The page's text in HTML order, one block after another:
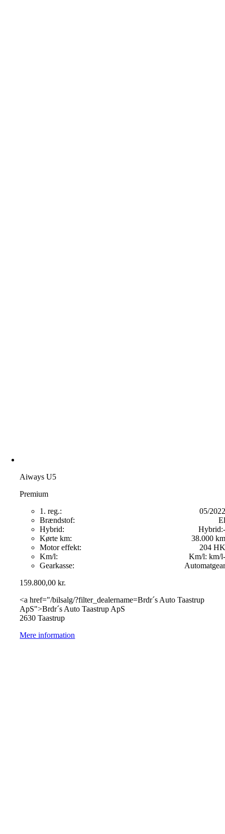
Aiways U5
Premium
1. reg.:
05/2022
Brændstof:
El
Hybrid:
Hybrid:-
Kørte km:
38.000 km
Motor effekt:
204 HK
Km/l:
Km/l: -
km/l
Gearkasse:
Automatgear
159.800,00kr.
<a href="/bilsalg/?filter_dealername=Brdr´s Auto Taastrup
ApS">Brdr´s Auto Taastrup ApS
2630 Taastrup
Mere information